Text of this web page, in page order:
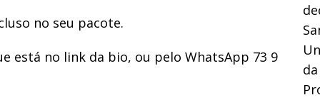
no seu pacote.
está no link da bio, ou pelo WhatsApp 73 9